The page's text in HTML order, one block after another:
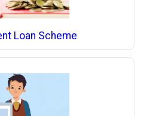
Loan Scheme